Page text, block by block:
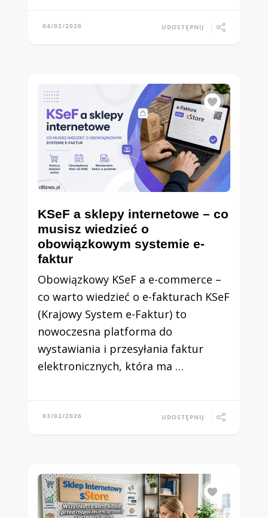
04/02/2026 UDOSTĘPNIJ
KSeF a sklepy internetowe – co
musisz wiedzieć o
obowiązkowym systemie e-
faktur
Obowiązkowy KSeF a e-commerce –
co warto wiedzieć o e-fakturach KSeF
(Krajowy System e-Faktur) to
nowoczesna platforma do
wystawiania i przesyłania faktur
elektronicznych, która ma …
03/02/2026 UDOSTĘPNIJ